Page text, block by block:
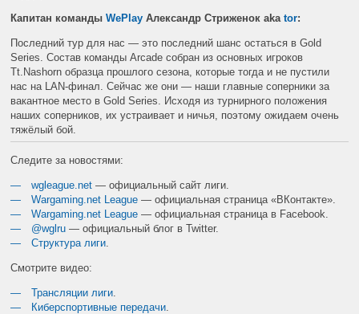
Капитан команды WePlay Александр Стриженок akator:
Последний тур для нас — это последний шанс остаться в Gold
Series. Состав команды Arcade собран из основных игроков
Tt.Nashorn образца прошлого сезона, которые тогда и не пустили
нас на LAN-финал. Сейчас же они — наши главные соперники за
вакантное место в Gold Series. Исходя из турнирного положения
наших соперников, их устраивает и ничья, поэтому ожидаем очень
тяжёлый бой.
Следите за новостями:
wgleague.net — официальный сайт лиги.
Wargaming.net League — официальная страница «ВКонтакте».
Wargaming.net League — официальная страница в Facebook.
@wglru — официальный блог в Twitter.
Структура лиги
Смотрите видео:
Трансляции лиги
Киберспортивные передачи